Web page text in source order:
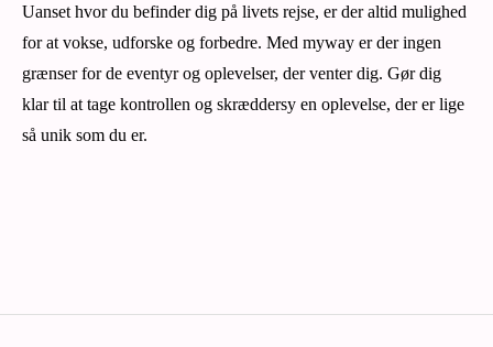
Uanset hvor du befinder dig på livets rejse, er der altid mulighed
for at vokse, udforske og forbedre. Med myway er der ingen
grænser for de eventyr og oplevelser, der venter dig. Gør dig
klar til at tage kontrollen og skræddersy en oplevelse, der er lige
så unik som du er.